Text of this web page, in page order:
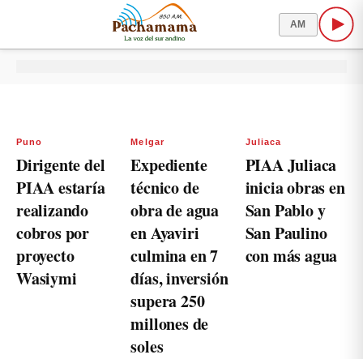
AM
Puno
Dirigente del
PIAA estaría
realizando
cobros por
proyecto
Wasiymi
Melgar
Expediente
técnico de
obra de agua
en Ayaviri
culmina en 7
días, inversión
supera 250
millones de
soles
Juliaca
PIAA Juliaca
inicia obras en
San Pablo y
San Paulino
con más agua